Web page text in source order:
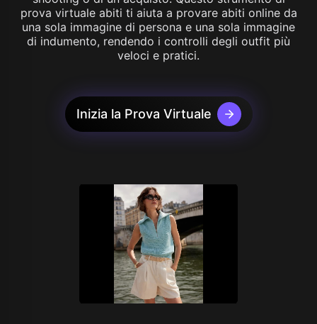
prova virtuale abiti ti aiuta a provare abiti online da
una sola immagine di persona e una sola immagine
di indumento, rendendo i controlli degli outfit più
veloci e pratici.
Inizia la Prova Virtuale